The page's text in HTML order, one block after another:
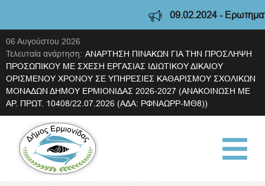
09.02.2024 -
06 Αυγούστου 2026
Τελευταία ανάρτηση: ΑΝΑΡΤΗΣΗ ΠΙΝΑΚΩΝ ΓΙΑ ΤΗΝ ΠΡΟΣΛΗΨΗ
ΠΡΟΣΩΠΙΚΟΥ ΜΕ ΣΧΕΣΗ ΕΡΓΑΣΙΑΣ ΙΔΙΩΤΙΚΟΥ ΔΙΚΑΙΟΥ
ΟΡΙΣΜΕΝΟΥ ΧΡΟΝΟΥ ΣΕ ΥΠΗΡΕΣΙΕΣ ΚΑΘΑΡΙΣΜΟΥ ΣΧΟΛΙΚΩΝ
ΜΟΝΑΔΩΝ ΔΗΜΟΥ ΕΡΜΙΟΝΙΔΑΣ 2026-2027 (ΑΝΑΚΟΙΝΩΣΗ ΜΕ
ΑΡ. ΠΡΩΤ. 10408/22.07.2026 (ΑΔΑ: ΡΦΝΑΩΡΡ-ΜΘ8))